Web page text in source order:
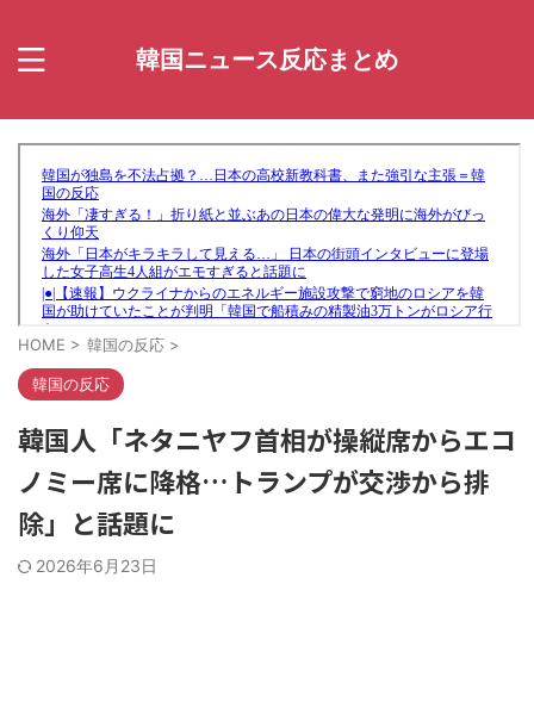
韓国ニュース反応まとめ
HOME > 韓国の反応 >
韓国の反応
韓国人「ネタニヤフ首相が操縦席からエコ
ノミー席に降格…トランプが交渉から排
除」と話題に
2026年6月23日